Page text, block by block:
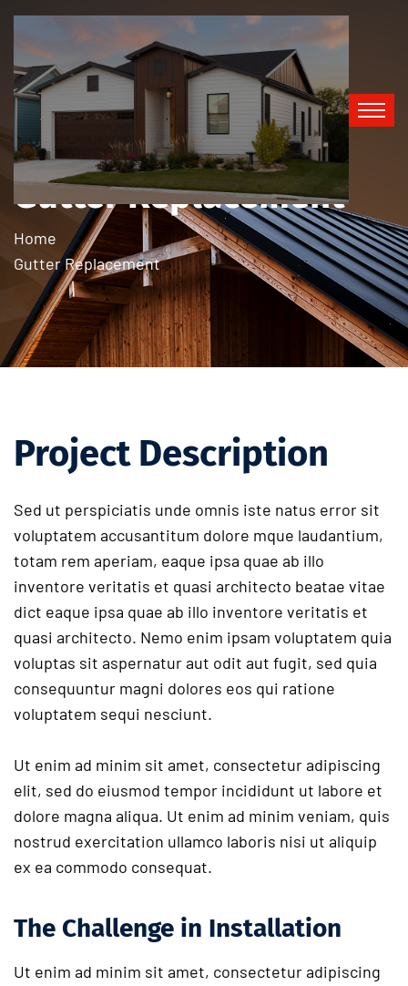
Gutter Replacement
Home
Gutter Replacement
Project Description
Sed ut perspiciatis unde omnis iste natus error sit
voluptatem accusantitum dolore mque laudantium,
totam rem aperiam, eaque ipsa quae ab illo
inventore veritatis et quasi architecto beatae vitae
dict eaque ipsa quae ab illo inventore veritatis et
quasi architecto. Nemo enim ipsam voluptatem quia
voluptas sit aspernatur aut odit aut fugit, sed quia
consequuntur magni dolores eos qui ratione
voluptatem sequi nesciunt.
Ut enim ad minim sit amet, consectetur adipiscing
elit, sed do eiusmod tempor incididunt ut labore et
dolore magna aliqua. Ut enim ad minim veniam, quis
nostrud exercitation ullamco laboris nisi ut aliquip
ex ea commodo consequat.
The Challenge in Installation
Ut enim ad minim sit amet, consectetur adipiscing